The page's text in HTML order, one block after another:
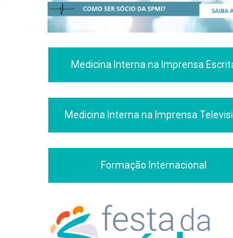
Medicina Interna na Imprensa
Medicina Interna na Imprensa
Formação Internacional